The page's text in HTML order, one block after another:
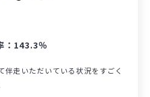
：143.3％
伴走いただいている状況をすごく